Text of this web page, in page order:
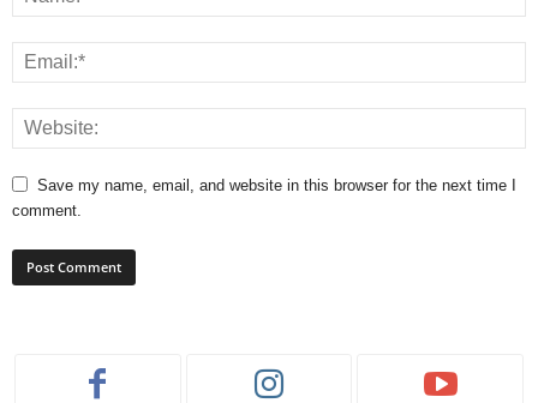
Save my name, email, and website in this browser for the next time I
comment.